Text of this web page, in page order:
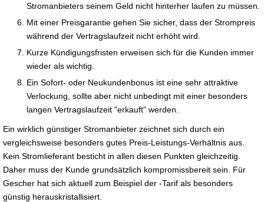
Stromanbieters seinem Geld nicht hinterher laufen zu müssen.
Mit einer Preisgarantie gehen Sie sicher, dass der Strompreis
während der Vertragslaufzeit nicht erhöht wird.
Kurze Kündigungsfristen erweisen sich für die Kunden immer
wieder als wichtig.
Ein Sofort- oder Neukundenbonus ist eine sehr attraktive
Verlockung, sollte aber nicht unbedingt mit einer besonders
langen Vertragslaufzeit "erkauft" werden.
Ein wirklich günstiger Stromanbieter zeichnet sich durch ein
vergleichsweise besonders gutes Preis-Leistungs-Verhältnis aus.
Kein Stromlieferant besticht in allen diesen Punkten gleichzeitig.
Daher muss der Kunde grundsätzlich kompromissbereit sein. Für
Gescher hat sich aktuell zum Beispiel der -Tarif als besonders
günstig herauskristallisiert.